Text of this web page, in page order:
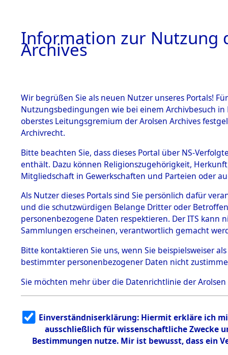
BESTÄNDE
1.
mente
5. Verschiedenes
5.3
Todesmärsche
5.3.1 Alliierte
Erhebungen
zu
Todesmärsch
en
5.3.2
g
5.3.3
Todesmärsch
von
Toter aus
Ort ihrer
0002
Information zur Nutzung
Archives
Wir begrüßen Sie als neuen Nutzer unseres Portals!
Nutzungsbedingungen wie bei einem Archivbesuch
oberstes Leitungsgremium der Arolsen Archives
Archivrecht.
Bitte beachten Sie, dass dieses Portal über NS-
enthält. Dazu können Religionszugehörigkeit,
Mitgliedschaft in Gewerkschaften und Parteien oder
Als Nutzer dieses Portals sind Sie persönlich dafür
und die schutzwürdigen Belange Dritter oder
personenbezogene Daten respektieren. Der ITS
Sammlungen erscheinen, verantwortlich gemacht
Bitte kontaktieren Sie uns, wenn Sie beispielsweiser
bestimmter personenbezogener Daten nicht
Sie möchten mehr über die Datenrichtlinie der Arolsen
Einverständniserklärung: Hiermit erkläre ich
ausschließlich für wissenschaftliche Zwecke
Bestimmungen nutze. Mir ist bewusst, dass ein